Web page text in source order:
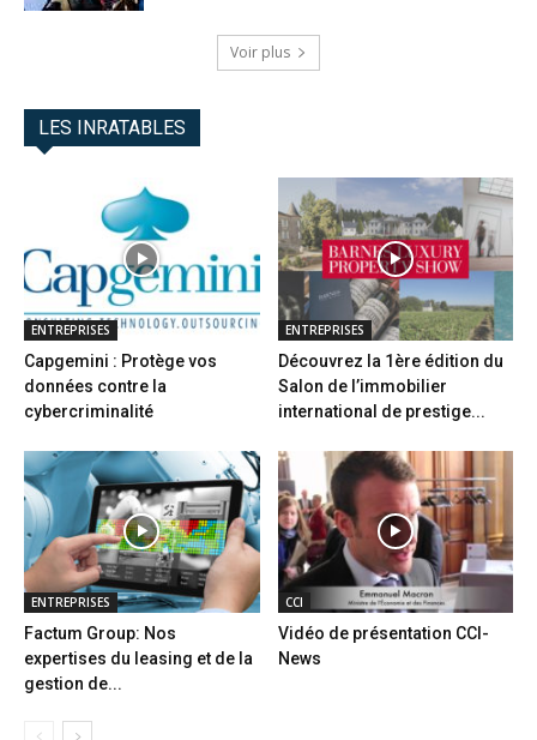
Voir plus
LES INRATABLES
ENTREPRISES
Capgemini : Protège vos
données contre la
cybercriminalité
ENTREPRISES
Découvrez la 1ère édition du
Salon de l’immobilier
international de prestige...
ENTREPRISES
Factum Group: Nos
expertises du leasing et de la
gestion de...
CCI
Vidéo de présentation CCI-
News